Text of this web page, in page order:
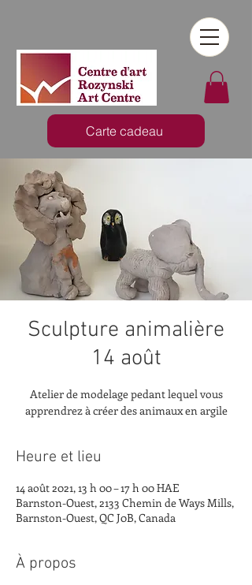
Carte cadeau
Sculpture animalière
14 août
Atelier de modelage pedant lequel vous
apprendrez à créer des animaux en argile
Heure et lieu
14 août 2021, 13 h 00 – 17 h 00 HAE
Barnston-Ouest, 2133 Chemin de Ways Mills,
Barnston-Ouest, QC J0B, Canada
À propos